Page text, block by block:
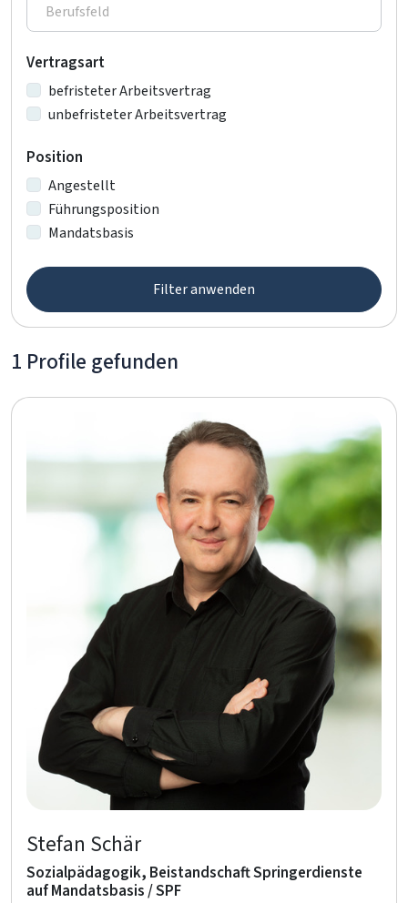
Vertragsart
befristeter Arbeitsvertrag
unbefristeter Arbeitsvertrag
Position
Angestellt
Führungsposition
Mandatsbasis
Filter anwenden
1 Profile gefunden
Stefan Schär
Sozialpädagogik, Beistandschaft Springerdienste
auf Mandatsbasis / SPF